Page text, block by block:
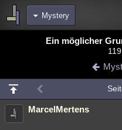
Mystery
Chat Wiki Neuigkeiten
meine Rubriken
Menschen Wissenschaft
Ein möglicher
MarcelMertens